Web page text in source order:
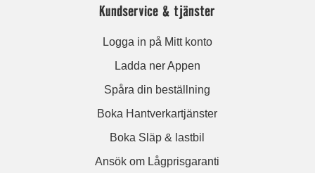
Kundservice & tjänster
Logga in på Mitt konto
Ladda ner Appen
Spåra din beställning
Boka Hantverkartjänster
Boka Släp & lastbil
Ansök om Lågprisgaranti